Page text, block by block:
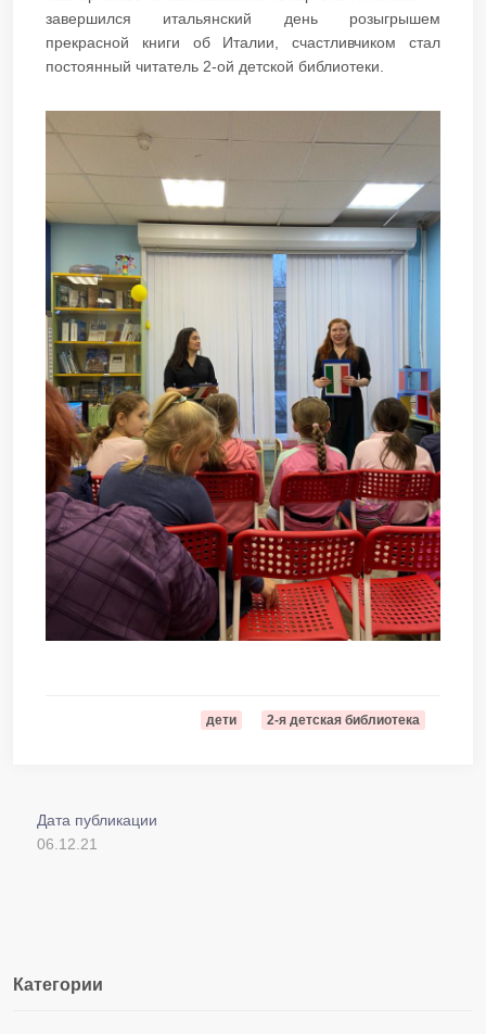
завершился итальянский день розыгрышем
прекрасной книги об Италии, счастливчиком стал
постоянный читатель 2-ой детской библиотеки.
дети 2-я детская библиотека
Дата публикации
06.12.21
Категории